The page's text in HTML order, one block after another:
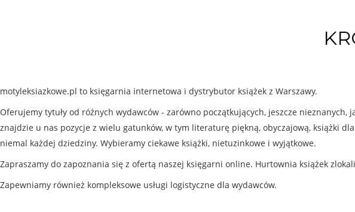
motyleksiazkowe.pl to księgarnia internetowa i dystrybutor książek z Warszawy.
Oferujemy tytuły od różnych wydawców - zarówno początkujących, jeszcze
znajdzie u nas pozycje z wielu gatunków, w tym literaturę piękną, obyczajową, książki
niemal każdej dziedziny. Wybieramy ciekawe książki, nietuzinkowe i wyjątkowe.
Zapraszamy do zapoznania się z ofertą naszej księgarni online. Hurtownia książek
Zapewniamy również kompleksowe usługi logistyczne dla wydawców.